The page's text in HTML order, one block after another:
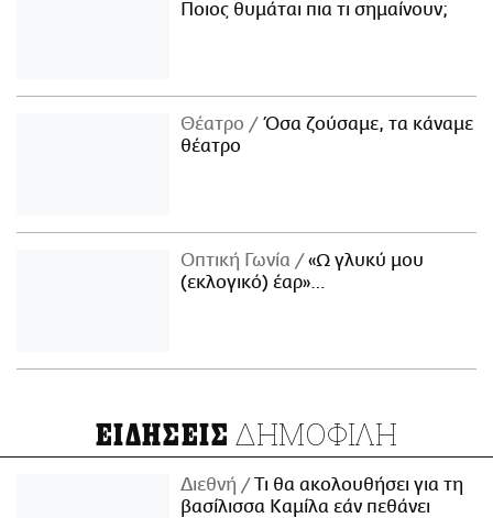
Ποιος θυμάται πια τι σημαίνουν;
Θέατρο
Όσα ζούσαμε, τα κάναμε
θέατρο
Οπτική Γωνία
«Ω γλυκύ μου
(εκλογικό) έαρ»…
ΕΙΔΗΣΕΙΣ ΔΗΜΟΦΙΛΗ
Διεθνή
Τι θα ακολουθήσει για τη
βασίλισσα Καμίλα εάν πεθάνει